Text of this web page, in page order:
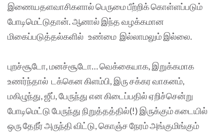
இணையதளவாசிகளால் பெருமை பீற்றிக் கொள்ளப்படும்
போடிமெட்டுதான். ஆனால் இந்த வழக்கமான
மிகைப்படுத்தல்களில் உண்மை இல்லாமலும் இல்லை.
புறச்சூடோ, மனச்சூடோ… வெக்கையாக, இறுக்கமாக
உணர்ந்தால் டக்கென கிளம்பி, இரு சக்கர வாகனம்,
மகிழுந்து, ஜீப், பேருந்து என கிடைப்பதில் ஏறிச்சென்று
போடிமெட்டு பேருந்து நிறுத்தத்தில்(!) இருக்கும் கடையில்
ஒரு தேநீர் அருந்தி விட்டு, கொஞ்ச நேரம் அங்குமிங்கும்